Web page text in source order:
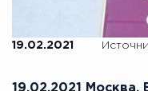
19.02.2021
19.02.2021 Москва.